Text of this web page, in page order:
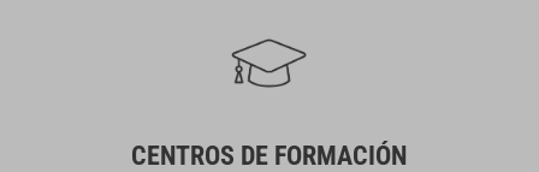
CENTROS DE FORMACIÓN